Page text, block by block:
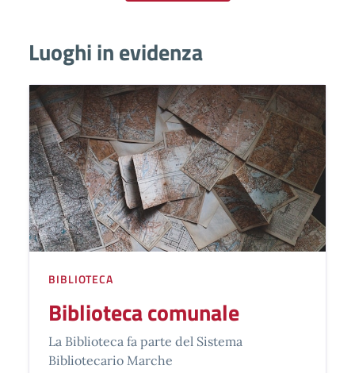
Luoghi in evidenza
BIBLIOTECA
Biblioteca comunale
La Biblioteca fa parte del Sistema
Bibliotecario Marche